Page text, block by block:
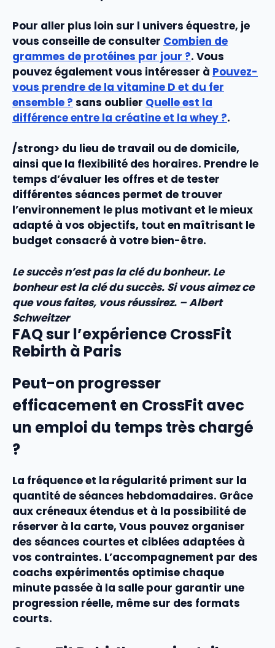
Pour aller plus loin sur l univers équestre, je
vous conseille de consulter Combien de
grammes de protéines par jour ?. Vous
pouvez également vous intéresser à Pouvez-
vous prendre de la vitamine D et du fer
ensemble ? sans oublier Quelle est la
différence entre la créatine et la whey ?.
/strong> du lieu de travail ou de domicile,
ainsi que la flexibilité des horaires. Prendre le
temps d’évaluer les offres et de tester
différentes séances permet de trouver
l’environnement le plus motivant et le mieux
adapté à vos objectifs, tout en maîtrisant le
budget consacré à votre bien-être.
Le succès n’est pas la clé du bonheur. Le
bonheur est la clé du succès. Si vous aimez ce
que vous faites, vous réussirez. – Albert
Schweitzer
FAQ sur l’expérience CrossFit
Rebirth à Paris
Peut-on progresser
efficacement en CrossFit avec
un emploi du temps très chargé
?
La fréquence et la régularité priment sur la
quantité de séances hebdomadaires. Grâce
aux créneaux étendus et à la possibilité de
réserver à la carte, Vous pouvez organiser
des séances courtes et ciblées adaptées à
vos contraintes. L’accompagnement par des
coachs expérimentés optimise chaque
minute passée à la salle pour garantir une
progression réelle, même sur des formats
courts.